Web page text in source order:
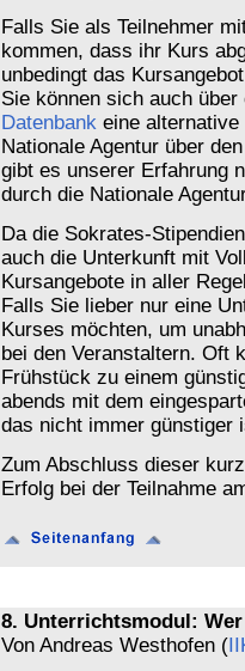
Falls Sie als Teilnehmer
kommen, dass ihr Kurs
unbedingt das
Sie können sich auch
Datenbank eine
Nationale Agentur über
gibt es unserer Erfahrung
durch die Nationale
Da die Sokrates-
auch die Unterkunft mit
Kursangebote in aller
Falls Sie lieber nur eine
Kurses möchten, um
bei den Veranstaltern. Oft
Frühstück zu einem
abends mit dem
das nicht immer günstiger
Zum Abschluss dieser
Erfolg bei der Teilnahme
8. Unterrichtsmodul:
Von Andreas Westhofen (